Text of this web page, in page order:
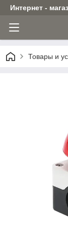
Интернет -
Товары и